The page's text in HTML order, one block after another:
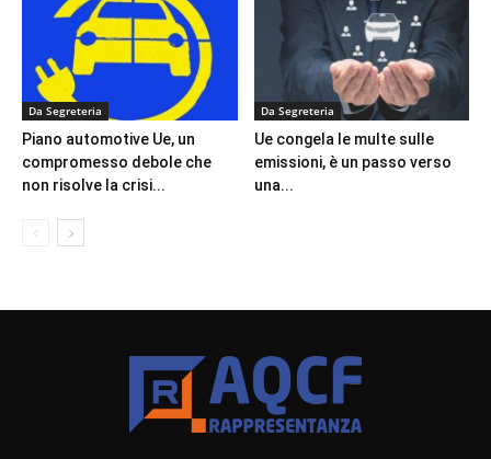
Da Segreteria
Piano automotive Ue, un
compromesso debole che
non risolve la crisi...
Da Segreteria
Ue congela le multe sulle
emissioni, è un passo verso
una...